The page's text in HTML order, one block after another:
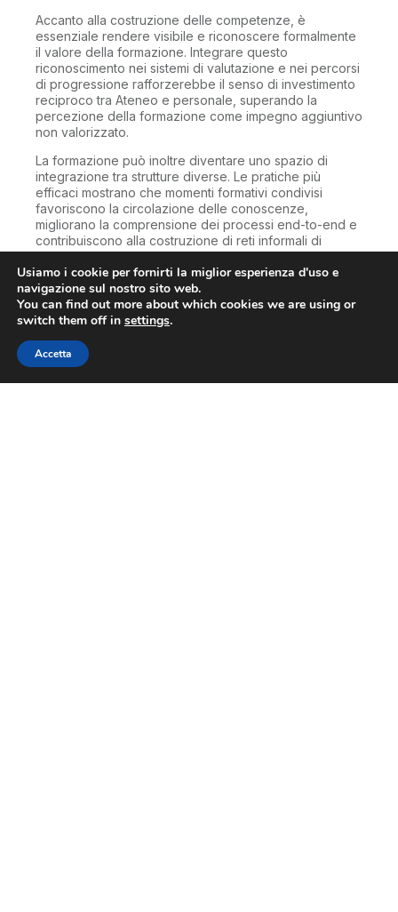
Accanto alla costruzione delle competenze, è
essenziale rendere visibile e riconoscere formalmente
il valore della formazione. Integrare questo
riconoscimento nei sistemi di valutazione e nei percorsi
di progressione rafforzerebbe il senso di investimento
reciproco tra Ateneo e personale, superando la
percezione della formazione come impegno aggiuntivo
non valorizzato.
La formazione può inoltre diventare uno spazio di
integrazione tra strutture diverse. Le pratiche più
efficaci mostrano che momenti formativi condivisi
favoriscono la circolazione delle conoscenze,
migliorano la comprensione dei processi end-to-end e
contribuiscono alla costruzione di reti informali di
supporto. Promuovere una formazione trasversale
aiuterebbe a ridurre la frammentazione organizzativa e
a rafforzare l’amministrazione come comunità
professionale, capace di collaborare in modo più fluido
e consapevole.
Infine, investire nella formazione continua del
personale tecnico-amministrativo implica una scelta di
lungo periodo. Rinunciare a formare il proprio
Usiamo i cookie per fornirti la miglior esperienza d'uso e
navigazione sul nostro sito web.
You can find out more about which cookies we are using or
switch them off in settings.
Accetta